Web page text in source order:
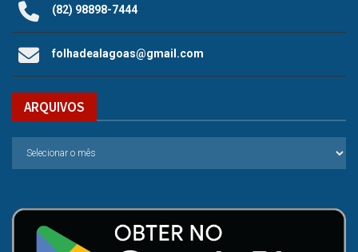
(82) 98898-7444
folhadealagoas@gmail.com
ARQUIVOS